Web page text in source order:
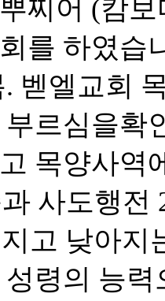
찌어 (캄
를 하였습
. 벧엘교회
르심을확
목양사역
사도행전
고 낮아지
령의 능